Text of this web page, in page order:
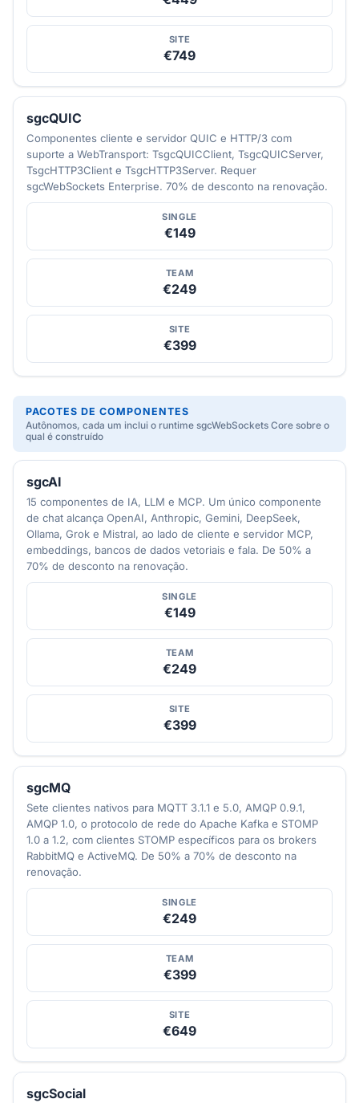
SITE
€749
sgcQUIC
Componentes cliente e servidor QUIC e HTTP/3 com
suporte a WebTransport: TsgcQUICClient, TsgcQUICServer,
TsgcHTTP3Client e TsgcHTTP3Server. Requer
sgcWebSockets Enterprise. 70% de desconto na renovação.
SINGLE
€149
TEAM
€249
SITE
€399
PACOTES DE COMPONENTES
Autônomos, cada um inclui o runtime sgcWebSockets Core sobre o
qual é construído
sgcAI
15 componentes de IA, LLM e MCP. Um único componente
de chat alcança OpenAI, Anthropic, Gemini, DeepSeek,
Ollama, Grok e Mistral, ao lado de cliente e servidor MCP,
embeddings, bancos de dados vetoriais e fala. De 50% a
70% de desconto na renovação.
SINGLE
€149
TEAM
€249
SITE
€399
sgcMQ
Sete clientes nativos para MQTT 3.1.1 e 5.0, AMQP 0.9.1,
AMQP 1.0, o protocolo de rede do Apache Kafka e STOMP
1.0 a 1.2, com clientes STOMP específicos para os brokers
RabbitMQ e ActiveMQ. De 50% a 70% de desconto na
renovação.
SINGLE
€249
TEAM
€399
SITE
€649
sgcSocial